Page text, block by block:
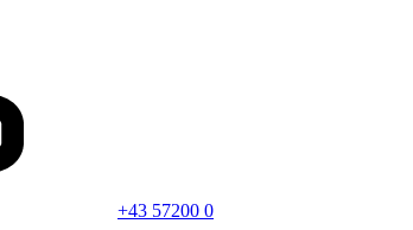
+43 57200 0